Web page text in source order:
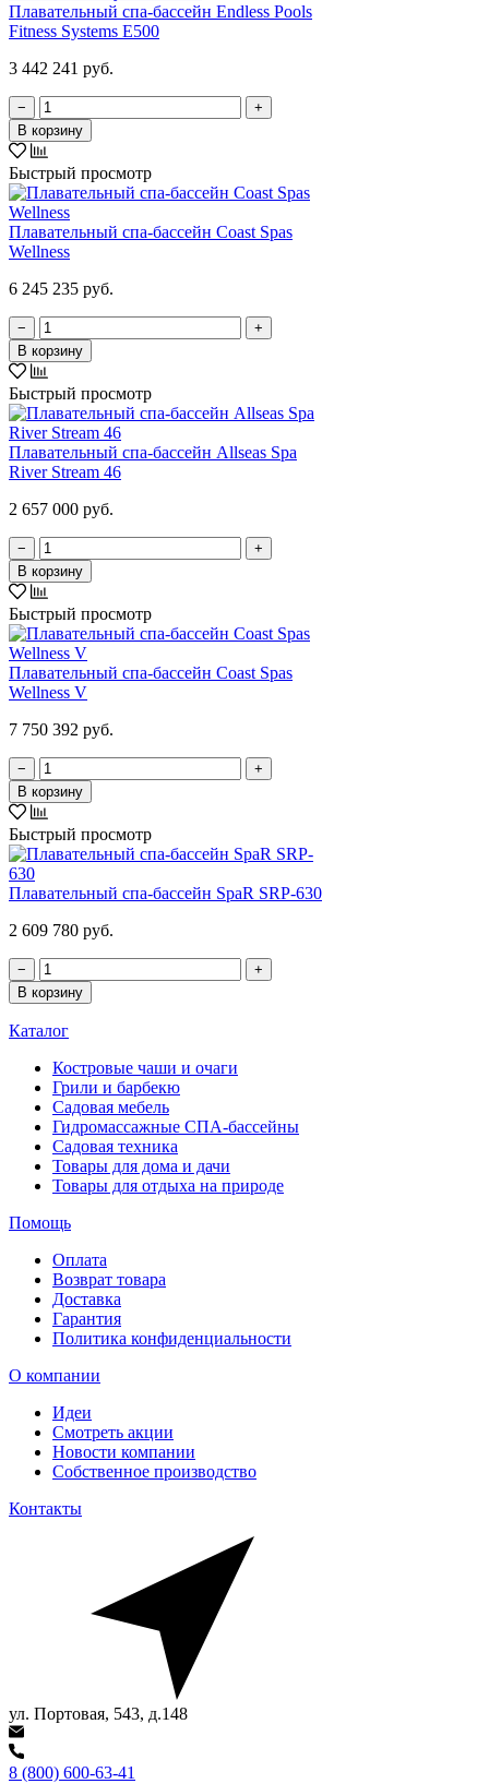
Плавательный спа-бассейн Endless Pools
Fitness Systems E500
3 442 241 руб.
−
+
В корзину
Быстрый просмотр
Плавательный спа-бассейн Coast Spas
Wellness
6 245 235 руб.
−
+
В корзину
Быстрый просмотр
Плавательный спа-бассейн Allseas Spa
River Stream 46
2 657 000 руб.
−
+
В корзину
Быстрый просмотр
Плавательный спа-бассейн Coast Spas
Wellness V
7 750 392 руб.
−
+
В корзину
Быстрый просмотр
Плавательный спа-бассейн SpaR SRP-630
2 609 780 руб.
−
+
В корзину
Каталог
Костровые чаши и очаги
Грили и барбекю
Садовая мебель
Гидромассажные СПА-бассейны
Садовая техника
Товары для дома и дачи
Товары для отдыха на природе
Помощь
Оплата
Возврат товара
Доставка
Гарантия
Политика конфиденциальности
О компании
Идеи
Смотреть акции
Новости компании
Собственное производство
Контакты
ул. Портовая, 543, д.148
8 (800) 600-63-41